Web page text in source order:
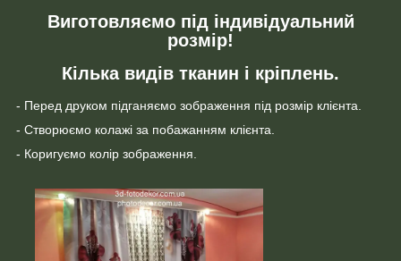
Виготовляємо під індивідуальний
розмір!
Кілька видів тканин і кріплень.
- Перед друком підганяємо зображення під розмір клієнта.
- Створюємо колажі за побажанням клієнта.
- Коригуємо колір зображення.